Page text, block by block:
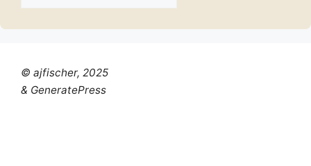
© ajfischer, 2025
& GeneratePress